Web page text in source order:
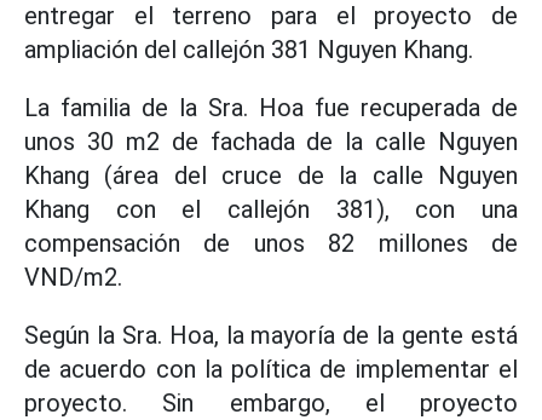
entregar el terreno para el proyecto de
ampliación del callejón 381 Nguyen Khang.
La familia de la Sra. Hoa fue recuperada de
unos 30 m2 de fachada de la calle Nguyen
Khang (área del cruce de la calle Nguyen
Khang con el callejón 381), con una
compensación de unos 82 millones de
VND/m2.
Según la Sra. Hoa, la mayoría de la gente está
de acuerdo con la política de implementar el
proyecto. Sin embargo, el proyecto